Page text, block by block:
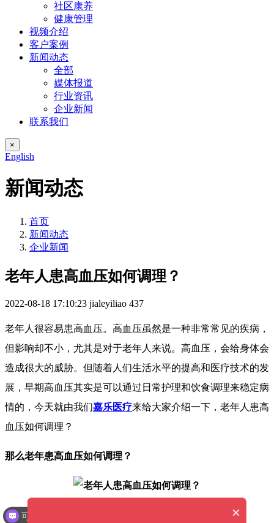
社区康养
健康管理
视频介绍
客户案例
新闻动态
全部
媒体报道
行业资讯
企业新闻
联系我们
×
English
新闻动态
首页
新闻动态
企业新闻
老年人患高血压如何调理？
2022-08-18 17:10:23 jialeyiliao 437
老年人很容易患高血压。高血压虽然是一种非常常见的疾病，
但影响却不小，尤其是对于老年人来说。高血压，会给身体会
造成很大的威胁。但随着人们生活水平的提高和医疗技术的发
展，早期高血压其实是可以通过日常护理和饮食调理来稳定病
情的，今天就由我们嘉乐医疗来给大家介绍一下，老年人患高
血压如何调理？
那么老年患高血压如何调理？
1.保持有规律的生活习惯。 ×